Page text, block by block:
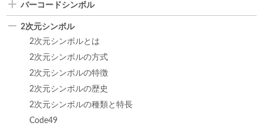
バーコードシンボル
2次元シンボル
2次元シンボルとは
2次元シンボルの方式
2次元シンボルの特徴
2次元シンボルの歴史
2次元シンボルの種類と特長
Code49